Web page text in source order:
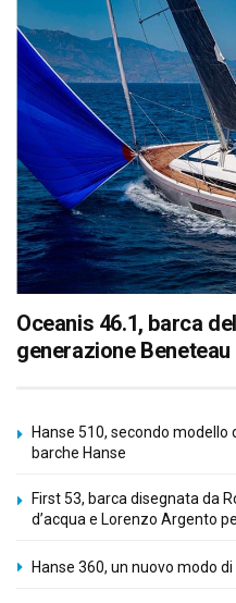
Oceanis 46.1, barca
generazione Beneteau
Hanse 510, secondo
barche Hanse
First 53, barca disegnata da
d’acqua e Lorenzo Argento
Hanse 360, un nuovo modo